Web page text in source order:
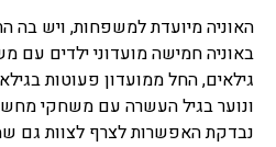
האוניה מיועדת למשפחות, ויש בה
באוניה חמישה מועדוני ילדים עם
ונוער בגיל העשרה עם משחקי
נבדקת האפשרות לצרף לצוות גם